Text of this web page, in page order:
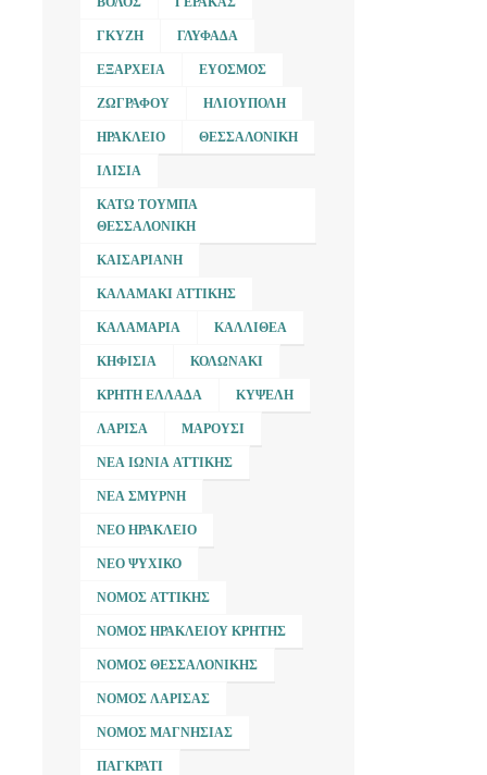
ΓΚΎΖΗ ΓΛΥΦΆΔΑ
ΕΞΆΡΧΕΙΑ ΕΎΟΣΜΟΣ
ΖΩΓΡΆΦΟΥ ΗΛΙΟΎΠΟΛΗ
ΗΡΆΚΛΕΙΟ ΘΕΣΣΑΛΟΝΊΚΗ
ΙΛΊΣΙΑ
ΚΆΤΩ ΤΟΎΜΠΑ
ΘΕΣΣΑΛΟΝΊΚΗ
ΚΑΙΣΑΡΙΑΝΉ
ΚΑΛΑΜΆΚΙ ΑΤΤΙΚΉΣ
ΚΑΛΑΜΑΡΙΆ ΚΑΛΛΙΘΈΑ
ΚΗΦΙΣΙΆ ΚΟΛΩΝΆΚΙ
ΚΡΉΤΗ ΕΛΛΆΔΑ ΚΥΨΈΛΗ
ΛΆΡΙΣΑ ΜΑΡΟΎΣΙ
ΝΈΑ ΙΩΝΊΑ ΑΤΤΙΚΉΣ
ΝΈΑ ΣΜΎΡΝΗ
ΝΈΟ ΗΡΆΚΛΕΙΟ
ΝΈΟ ΨΥΧΙΚΌ
ΝΟΜΌΣ ΑΤΤΙΚΉΣ
ΝΟΜΌΣ ΗΡΑΚΛΕΊΟΥ ΚΡΉΤΗΣ
ΝΟΜΌΣ ΘΕΣΣΑΛΟΝΊΚΗΣ
ΝΟΜΌΣ ΛΆΡΙΣΑΣ
ΝΟΜΌΣ ΜΑΓΝΗΣΊΑΣ
ΠΑΓΚΡΆΤΙ